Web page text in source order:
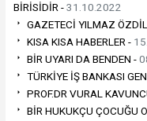
BİRİSİDİR -31.10.2022
GAZETECİ YILMAZ
KISA KISA HABERLER -
BİR UYARI DA BENDEN -
TÜRKİYE İŞ BANKASI
PROF.DR VURAL
BİR HUKUKÇU ÇOCUĞU